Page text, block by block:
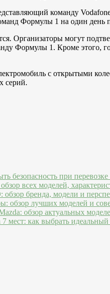
команду
Формулы 1 на один день
Организаторы могут
Формулы 1. Кроме этого,
с открытыми
серий.
безопасность при
всех моделей,
бренда, модели и
обзор лучших моделей и
обзор актуальных
мест: как выбрать идеальный